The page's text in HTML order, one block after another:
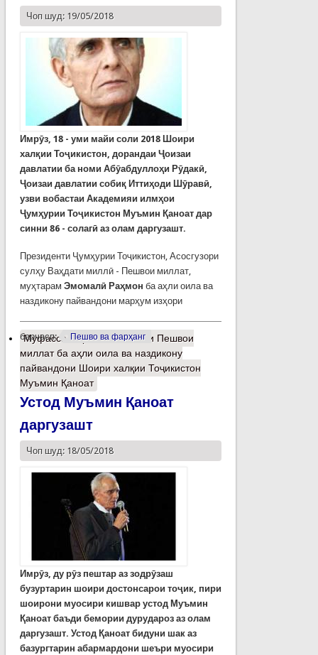
Чоп шуд: 19/05/2018
Имрӯз, 18 - уми майи соли 2018 Шоири
халқии Тоҷикистон, дорандаи Ҷоизаи
давлатии ба номи Абӯабдуллоҳи Рӯдакӣ,
Ҷоизаи давлатии собиқ Иттиҳоди Шӯравӣ,
узви вобастаи Академияи илмҳои
Ҷумҳурии Тоҷикистон Муъмин Қаноат дар
синни 86 - солагӣ аз олам даргузашт.
Президенти Ҷумҳурии Тоҷикистон, Асосгузори
сулҳу Ваҳдати миллӣ - Пешвои миллат,
муҳтарам Эмомалӣ Раҳмон ба аҳли оила ва
наздикону пайвандони марҳум изҳори
барчасп: Пешво ва фарҳанг
Муфассалтаро Тасаллияти Пешвои
миллат ба аҳли оила ва наздикону
пайвандони Шоири халқии Тоҷикистон
Муъмин Қаноат
Устод Муъмин Қаноат
даргузашт
Чоп шуд: 18/05/2018
Имрӯз, ду рӯз пештар аз зодрӯзаш
бузуртарин шоири достонсарои тоҷик, пири
шоирони муосири кишвар устод Муъмин
Қаноат баъди бемории дурудароз аз олам
даргузашт. Устод Қаноат бидуни шак аз
базургтарин абармардони шеъри муосири